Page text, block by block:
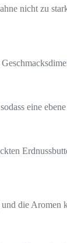
nicht zu
eine
die Aromen